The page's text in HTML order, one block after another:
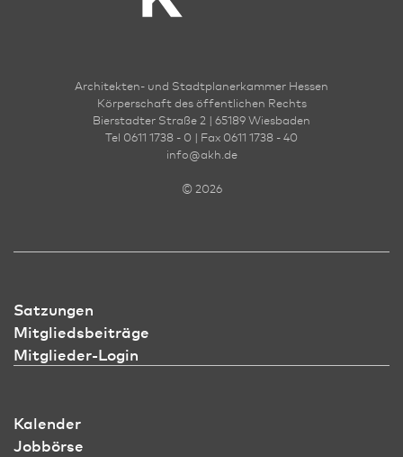
Architekten- und Stadt­planer­kammer Hessen
Körperschaft des öffentlichen Rechts
Bierstadter Straße 2 | 65189 Wies­ba­den
Tel 0611 1738 - 0 | Fax 0611 1738 - 40
info@akh.de
© 2026
Satzungen
Mitgliedsbeiträge
Mitglieder-Login
Kalender
Jobbörse